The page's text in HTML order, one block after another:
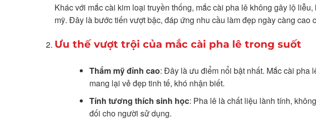
Khác với mắc cài kim loại truyền thống, mắc cài pha lê không gây lộ liễu,
mỹ. Đây là bước tiến vượt bậc, đáp ứng nhu cầu làm đẹp ngày càng cao
Ưu thế vượt trội của mắc cài pha lê trong suốt
Thẩm mỹ đỉnh cao: Đây là ưu điểm nổi bật nhất. Mắc cài pha
mang lại vẻ đẹp tinh tế, khó nhận biết.
Tính tương thích sinh học: Pha lê là chất liệu lành tính,
đối cho người sử dụng.